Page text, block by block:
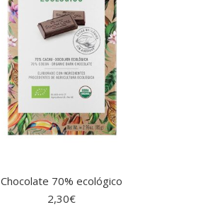
Chocolate 70% ecológico
2,30€